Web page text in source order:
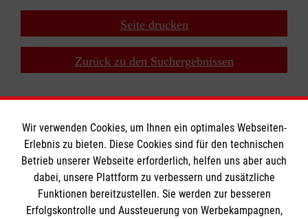
Seite drucken
Zurück zu den Suchergebnissen
Impressum - Datenschutz - Kontakt
Impressum
Wir verwenden Cookies, um Ihnen ein optimales Webseiten-
Erlebnis zu bieten. Diese Cookies sind für den technischen
Betrieb unserer Webseite erforderlich, helfen uns aber auch
dabei, unsere Plattform zu verbessern und zusätzliche
Funktionen bereitzustellen. Sie werden zur besseren
Erfolgskontrolle und Aussteuerung von Werbekampagnen,